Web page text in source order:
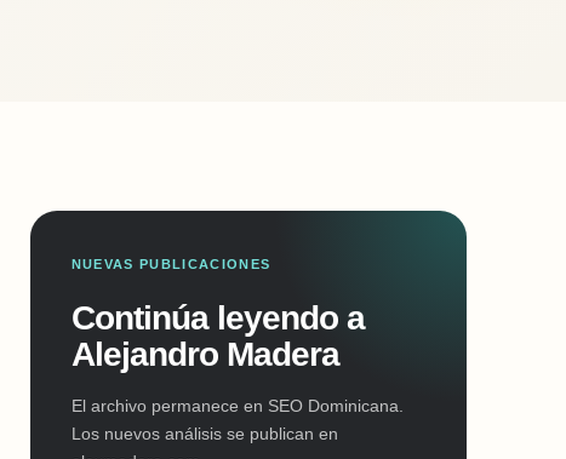
NUEVAS PUBLICACIONES
Continúa leyendo a
Alejandro Madera
El archivo permanece en SEO Dominicana.
Los nuevos análisis se publican en